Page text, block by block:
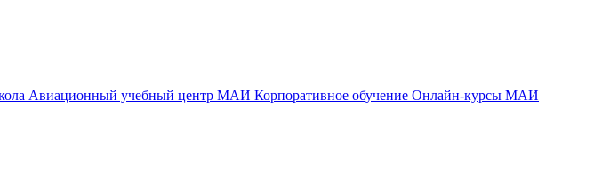
Авиационный учебный центр МАИ Корпоративное обучение Онлайн-курсы МАИ